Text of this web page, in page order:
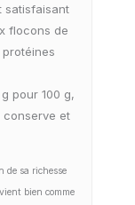
satisfaisant
flocons de
pour 100 g,
conserve et
de sa richesse
bien comme